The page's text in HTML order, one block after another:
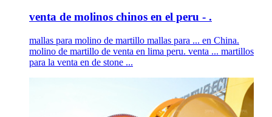
venta de molinos chinos en el peru - .
mallas para molino de martillo mallas para ... en China.
molino de martillo de venta en lima peru. venta ... martillos
para la venta en de stone ...